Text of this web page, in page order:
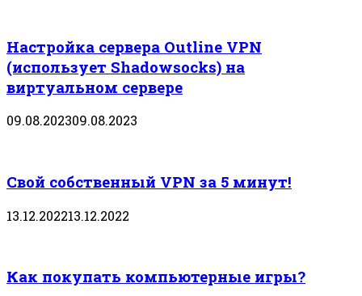
Настройка сервера Outline VPN
(использует Shadowsocks) на
виртуальном сервере
09.08.202309.08.2023
Свой собственный VPN за 5 минут!
13.12.202213.12.2022
Как покупать компьютерные игры?